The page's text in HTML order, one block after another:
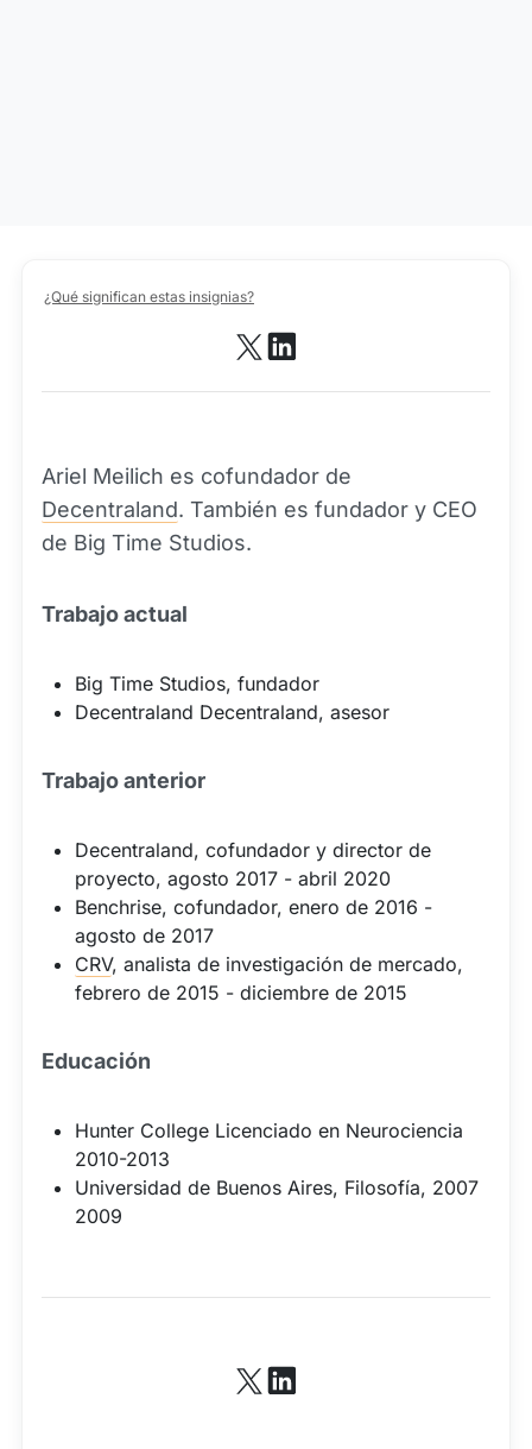
¿Qué significan estas insignias?
Ariel Meilich es cofundador de
Decentraland. También es fundador y CEO
de Big Time Studios.
Trabajo actual
Big Time Studios, fundador
Decentraland Decentraland, asesor
Trabajo anterior
Decentraland, cofundador y director de
proyecto, agosto 2017 - abril 2020
Benchrise, cofundador, enero de 2016 -
agosto de 2017
CRV, analista de investigación de mercado,
febrero de 2015 - diciembre de 2015
Educación
Hunter College Licenciado en Neurociencia
2010-2013
Universidad de Buenos Aires, Filosofía, 2007
2009